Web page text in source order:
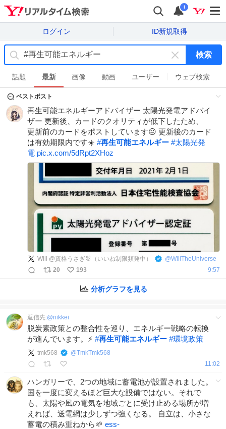
i
ログイン ID新規取得
キ
ー
ワ
ド
を
消
す
検索
話題 最新 画像 動画 ユーザー ウェブ検索
ベストポスト
再生可能エネルギーアドバイザー 太陽光発電アドバイ
ザー 更新後、カードのクオリティが低下したため、
更新前のカードをポストしています😐 更新後のカード
は有効期限内です☀️ #再生可能エネルギー #太陽光発
電 pic.x.com/5dRpt2XHoz
Will @資格うさぎ🐰（いいね制限頻発中） @WillTheUniverse
20
193 9:57
分析グラフを見る
返信先:@nikkei
脱炭素政策との整合性を巡り、エネルギー戦略の転換
が進んでいます。⚡ #再生可能エネルギー #環境政策
tmk568 @TmkTmk568
11:02
ハンガリーで、2つの地域に蓄電池が設置されました。
国を一度に変えるほど巨大な設備ではない。それで
も、太陽や風の電気を地域ごとに受け止める場所が増
えれば、送電網は少しずつ強くなる。 自立は、小さな
蓄電の積み重ねから🌱 ess-